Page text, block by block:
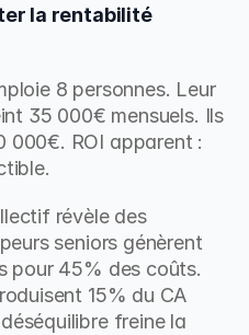
la rentabilité
8 personnes. Leur
35 000€ mensuels. Ils
000€. ROI apparent :
révèle des
seniors génèrent
pour 45% des coûts.
15% du CA
freine la